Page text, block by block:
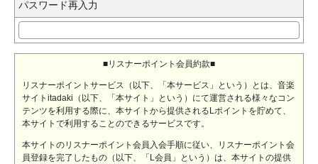
パスワード再入力
■リスナーポイント会員約款■
リスナーポイントサービス（以下、「本サービス」という）とは、音楽
サイトitadaki（以下、「本サイト」という）にて運営される様々なコン
テンツを利用する際に、本サイトから提供されるLポイントを貯めて、
本サイトで利用することのできるサービスです。
本サイトのリスナーポイント会員入会手順に従い、リスナーポイント会
員登録を完了したもの（以下、「L会員」という）は、本サイトの提供